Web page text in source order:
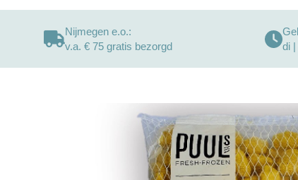
Nijmegen e.o.:
v.a. € 75 gratis bezorgd
di |